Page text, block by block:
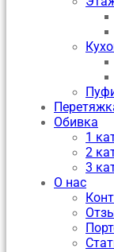
Обивка
1
2
3
О нас